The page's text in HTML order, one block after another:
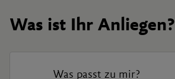
Was ist Ihr Anliegen?
Was passt zu mir?